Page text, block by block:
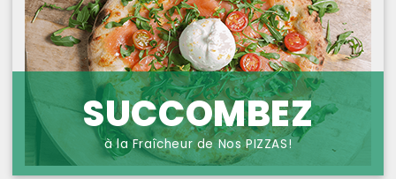
NOS PIZZAS FROMAGES
NOS SAVEURS D AILLEURS
OFFRE PRIMA
OFFRE MEZZO
PROTECTION DES
DONNÉES
SUCCOMBEZ
à la Fraîcheur de Nos PIZZAS!